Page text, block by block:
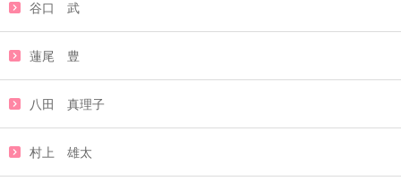
谷口 武
蓮尾 豊
八田 真理子
村上 雄太